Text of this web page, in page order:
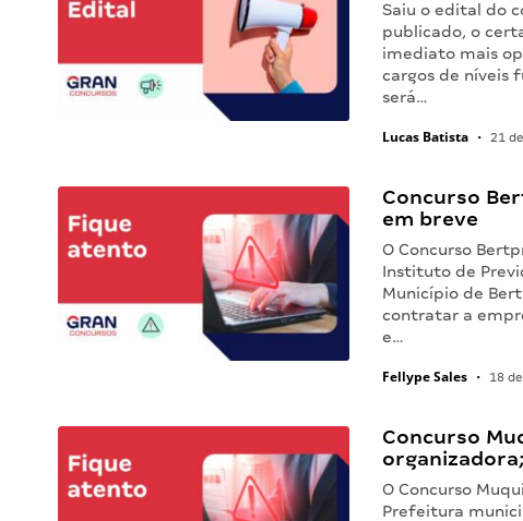
Saiu o edital do
publicado, o
imediato mais
cargos de níveis
será…
Lucas Batista • 21
Concurso
em breve
O Concurso
Instituto de
Município de
contratar a
e…
Fellype Sales • 18
Concurso
O Concurso
Prefeitura